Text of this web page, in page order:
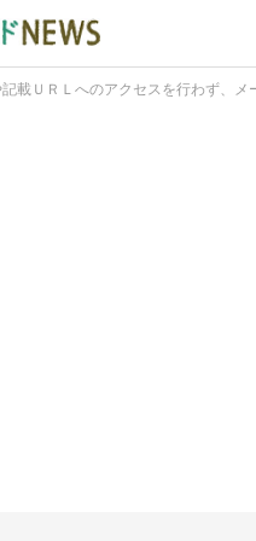
載ＵＲＬへのアクセスを行わず、メ